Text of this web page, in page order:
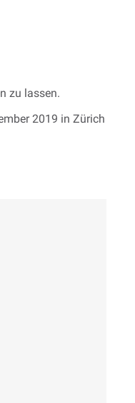
zu lassen.
2019 in Zürich